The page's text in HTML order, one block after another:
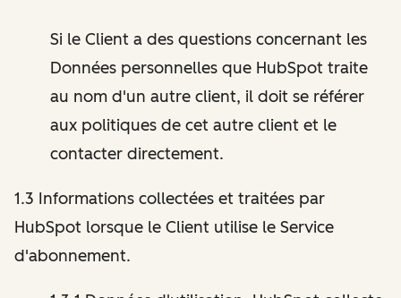
Si le Client a des questions concernant les
Données personnelles que HubSpot traite
au nom d'un autre client, il doit se référer
aux politiques de cet autre client et le
contacter directement.
1.3 Informations collectées et traitées par
HubSpot lorsque le Client utilise le Service
d'abonnement.